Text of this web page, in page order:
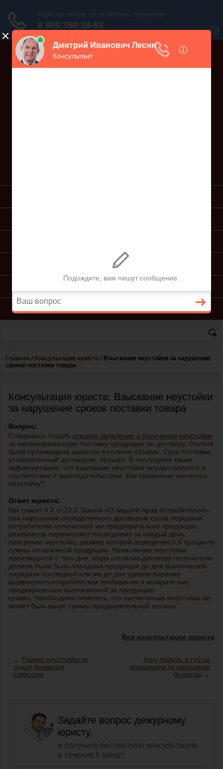
ПОДАЧА ИСКА
КОНСУЛЬТАЦИЯ ЮРИСТА
Главная / Консультация юриста / Взыскание неустойки за нарушение
сроков поставки товара
Консультация юриста: Взыскание неустойки
за нарушение сроков поставки товара
Вопрос:
Собираюсь подать исковое заявление о получении неустойки
за несвоевременную поставку продукции по договору. Оплата
была произведена авансом в полном объёме. Срок поставки,
установленный договором, прошёл. В последнем также
зафиксировано, что взыскание неустойки осуществляется в
соответствии с законодательством. Как правильно насчитать
неустойку?
Ответ юриста:
Как гласит п.3 ст.23.1 Закона «О защите прав потребителей»
при нарушении определённого договором срока передачи
потребителю оплаченной им предварительно продукции,
реализатор перечисляет последнему за каждый день
просрочки неустойку, размер которой определён 0,5 процента
суммы оплаченной продукции. Начисление неустойки
производится с того дня, когда согласно договору получателю
должна была быть передана продукция до дня фактической
передачи последней или же до дня удовлетворения
выдвинутого потребителем требования о возврате ему
предварительно выплаченной за продукцию
суммы. Необходимо отметить, что насчитанная неустойка не
может быть выше суммы предварительной оплаты.
Все консультации юриста
← Размер неустойки за
чужие денежные
средства
Хочу подать в суд на
конрагента за нарушение
договора →
Задайте вопрос дежурному
юристу,
и получите бесплатную консультацию
в течение 5 минут.